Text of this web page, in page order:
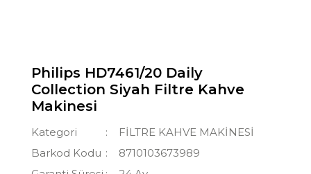
Philips HD7461/20 Daily
Collection Siyah Filtre Kahve
Makinesi
Kategori
FİLTRE KAHVE MAKİNESİ
Barkod Kodu
8710103673989